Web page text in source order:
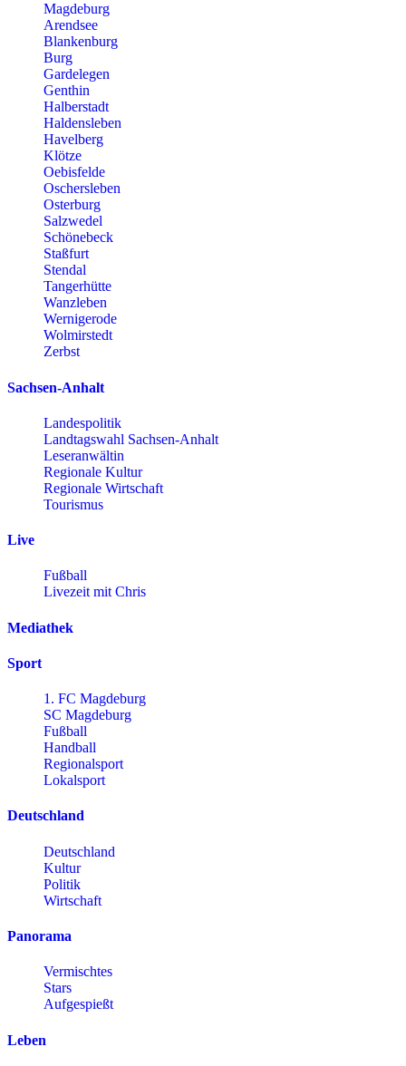
Magdeburg
Arendsee
Blankenburg
Burg
Gardelegen
Genthin
Halberstadt
Haldensleben
Havelberg
Klötze
Oebisfelde
Oschersleben
Osterburg
Salzwedel
Schönebeck
Staßfurt
Stendal
Tangerhütte
Wanzleben
Wernigerode
Wolmirstedt
Zerbst
Sachsen-Anhalt
Landespolitik
Landtagswahl Sachsen-Anhalt
Leseranwältin
Regionale Kultur
Regionale Wirtschaft
Tourismus
Live
Fußball
Livezeit mit Chris
Mediathek
Sport
1. FC Magdeburg
SC Magdeburg
Fußball
Handball
Regionalsport
Lokalsport
Deutschland
Deutschland
Kultur
Politik
Wirtschaft
Panorama
Vermischtes
Stars
Aufgespießt
Leben